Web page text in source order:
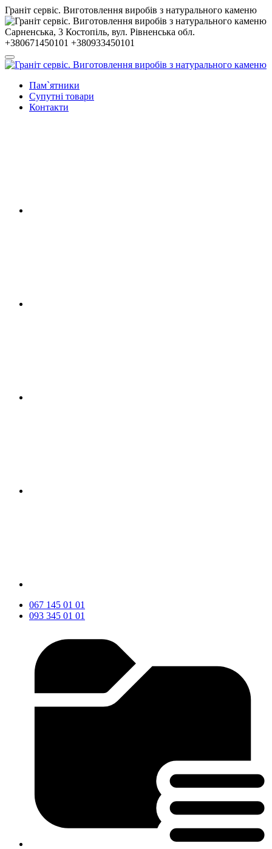
Гранiт сервiс. Виготовлення виробів з натурального каменю
Сарненська, 3 Костопiль, вул. Рiвненська обл.
+380671450101 +380933450101
Пам`ятники
Супутні товари
Контакти
067 145 01 01
093 345 01 01